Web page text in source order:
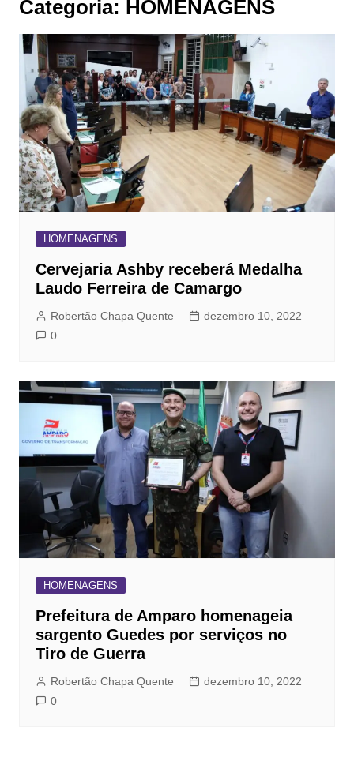
Categoria: HOMENAGENS
HOMENAGENS
Cervejaria Ashby receberá Medalha
Laudo Ferreira de Camargo
Robertão Chapa Quente
dezembro 10, 2022
0
HOMENAGENS
Prefeitura de Amparo homenageia
sargento Guedes por serviços no
Tiro de Guerra
Robertão Chapa Quente
dezembro 10, 2022
0